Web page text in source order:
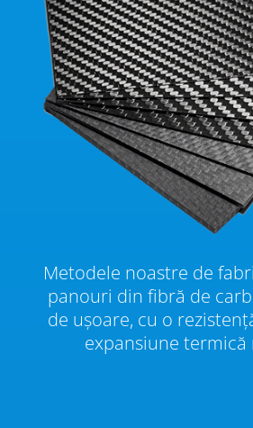
Metodele noastre de
panouri din fibră de
de ușoare, cu o
expansiune termică